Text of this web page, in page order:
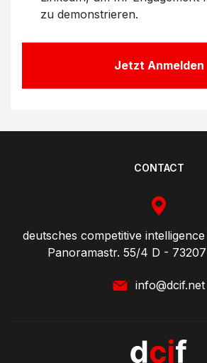
zu demonstrieren.
Jetzt Anmelden
CONTACT
deutsches competitive
Panoramastr. 55/4 D -
info@dcif.net